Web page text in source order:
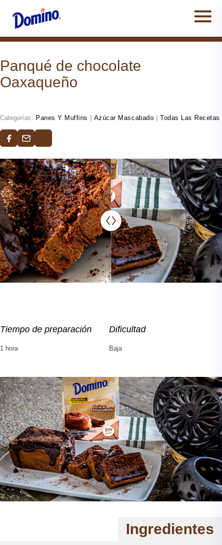
Panqué de chocolate
Oaxaqueño
Categorías: Panes Y Muffins Azúcar Mascabado Todas Las Recetas
Tiempo de preparación
1 hora
Dificultad
Baja
Ingredientes